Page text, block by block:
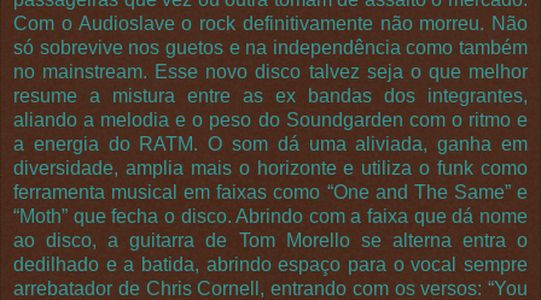
Com o Audioslave o rock definitivamente não morreu. Não
só sobrevive nos guetos e na independência como também
no mainstream. Esse novo disco talvez seja o que melhor
resume a mistura entre as ex bandas dos integrantes,
aliando a melodia e o peso do Soundgarden com o ritmo e
a energia do RATM. O som dá uma aliviada, ganha em
diversidade, amplia mais o horizonte e utiliza o funk como
ferramenta musical em faixas como “One and The Same” e
“Moth” que fecha o disco. Abrindo com a faixa que dá nome
ao disco, a guitarra de Tom Morello se alterna entra o
dedilhado e a batida, abrindo espaço para o vocal sempre
arrebatador de Chris Cornell, entrando com os versos: “You